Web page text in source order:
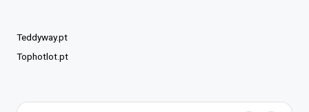
Teddyway.pt
Tophotlot.pt